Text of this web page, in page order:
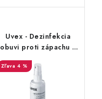
Uvex - Dezinfekcia
obuvi proti zápachu a
9698/3
4 %